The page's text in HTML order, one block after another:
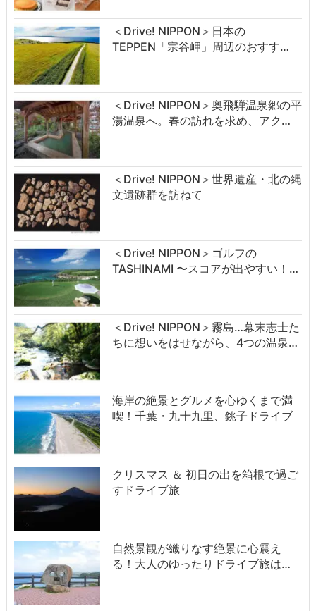
＜Drive! NIPPON＞日本の
TEPPEN「宗谷岬」周辺のおすす…
＜Drive! NIPPON＞奥飛騨温泉郷の平
湯温泉へ。春の訪れを求め、アク…
＜Drive! NIPPON＞世界遺産・北の縄
文遺跡群を訪ねて
＜Drive! NIPPON＞ゴルフの
TASHINAMI 〜スコアが出やすい！…
＜Drive! NIPPON＞霧島…幕末志士た
ちに想いをはせながら、4つの温泉…
海岸の絶景とグルメを心ゆくまで満
喫！千葉・九十九里、銚子ドライブ
クリスマス ＆ 初日の出を箱根で過ご
すドライブ旅
自然景観が織りなす絶景に心震え
る！大人のゆったりドライブ旅は…